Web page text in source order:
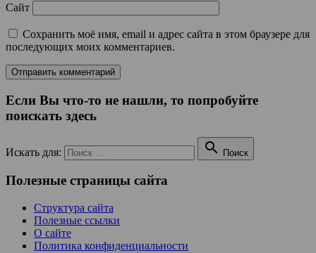
Сайт
Сохранить моё имя, email и адрес сайта в этом браузере для
последующих моих комментариев.
Если Вы что-то не нашли, то попробуйте
поискать здесь
Искать для:  Поиск
Полезные страницы сайта
Структура сайта
Полезные ссылки
О сайте
Политика конфиденциальности